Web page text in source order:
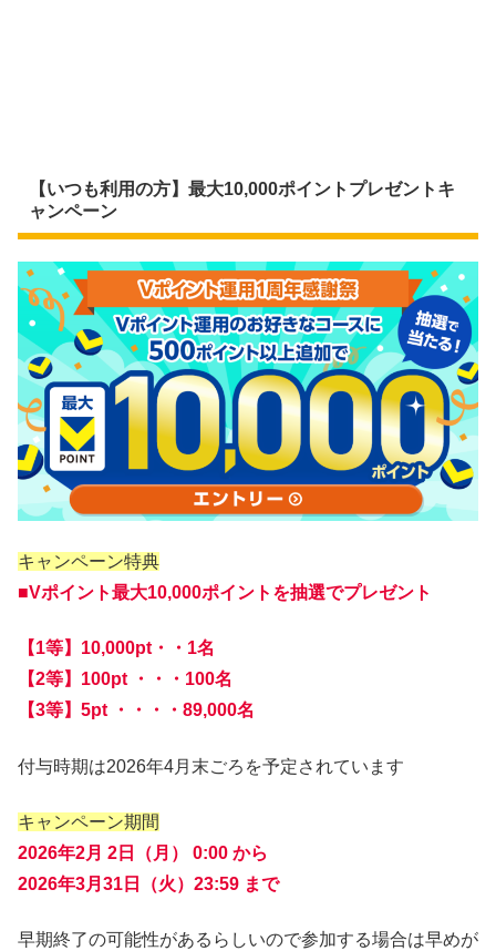
【いつも利用の方】最大10,000ポイントプレゼントキ
ャンペーン
キャンペーン特典
■Vポイント最大10,000ポイントを抽選でプレゼント
【1等】10,000pt・・1名
【2等】100pt ・・・100名
【3等】5pt ・・・・89,000名
付与時期は2026年4月末ごろを予定されています
キャンペーン期間
2026年2月 2日（月） 0:00 から
2026年3月31日（火）23:59 まで
早期終了の可能性があるらしいので参加する場合は早めが